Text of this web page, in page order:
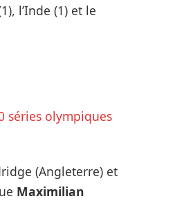
l’Inde (1) et le
séries olympiques
(Angleterre) et
Maximilian